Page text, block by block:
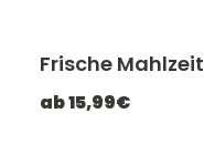
-
Frische
ab 15,99€